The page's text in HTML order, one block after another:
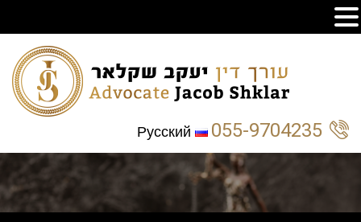
055-9704235
Русский